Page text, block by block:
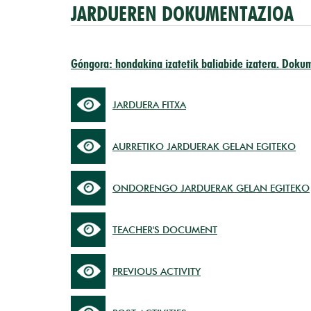
JARDUEREN DOKUMENTAZIOA
Góngora: hondakina izatetik baliabide izatera.
JARDUERA FITXA
AURRETIKO JARDUERAK GELAN EGITEKO
ONDORENGO JARDUERAK GELAN EGITEKO
TEACHER'S DOCUMENT
PREVIOUS ACTIVITY